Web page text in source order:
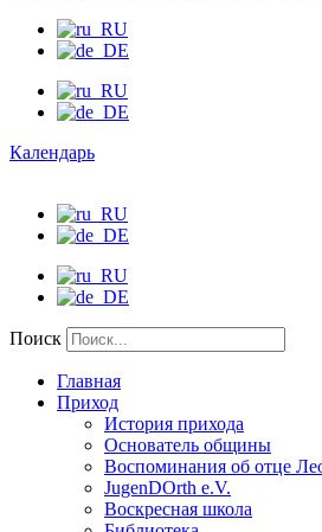
Календарь
Поиск
Главная
Приход
История прихода
Основатель общины
Воспоминания об отце
JugenDOrth e.V.
Воскресная школа